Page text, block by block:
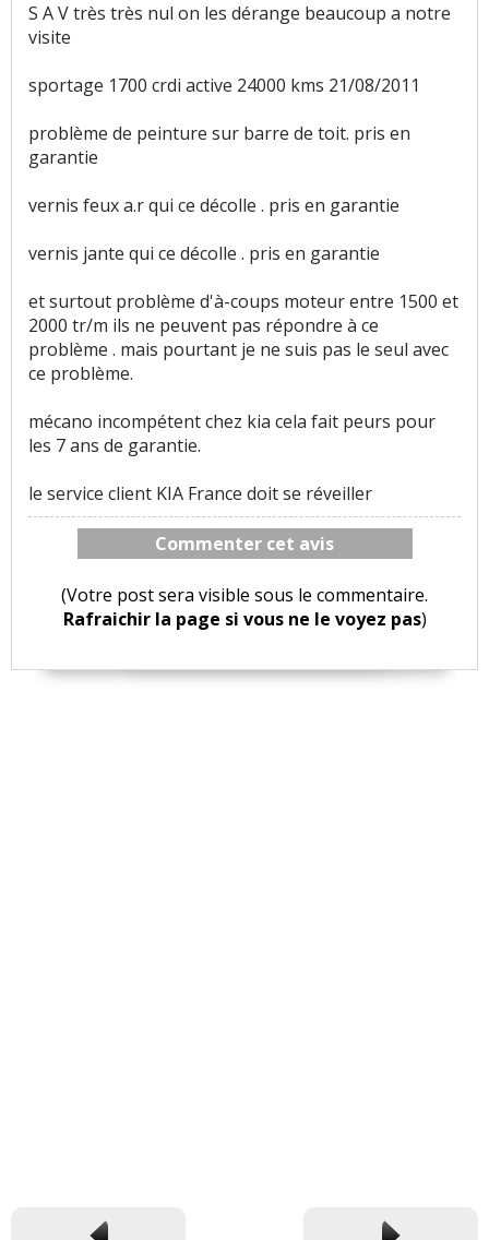
S A V très très nul on les dérange beaucoup a notre
visite
sportage 1700 crdi active 24000 kms 21/08/2011
problème de peinture sur barre de toit. pris en
garantie
vernis feux a.r qui ce décolle . pris en garantie
vernis jante qui ce décolle . pris en garantie
et surtout problème d'à-coups moteur entre 1500 et
2000 tr/m ils ne peuvent pas répondre à ce
problème . mais pourtant je ne suis pas le seul avec
ce problème.
mécano incompétent chez kia cela fait peurs pour
les 7 ans de garantie.
le service client KIA France doit se réveiller
Commenter cet avis
(Votre post sera visible sous le commentaire.
Rafraichir la page si vous ne le voyez pas)